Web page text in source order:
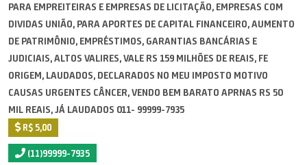
PARA EMPREITEIRAS E EMPRESAS DE LICITAÇÃO, EMPRESAS COM
DIVIDAS UNIÃO, PARA APORTES DE CAPITAL FINANCEIRO, AUMENTO
DE PATRIMÔNIO, EMPRÉSTIMOS, GARANTIAS BANCÁRIAS E
JUDICIAIS, ALTOS VALIRES, VALE RS 159 MILHÕES DE REAIS, FE
ORIGEM, LAUDADOS, DECLARADOS NO MEU IMPOSTO MOTIVO
CAUSAS URGENTES CÂNCER, VENDO BEM BARATO APRNAS RS 50
MIL REAIS, JÁ LAUDADOS 011- 99999-7935
R$ 5,00
(11)99999-7935